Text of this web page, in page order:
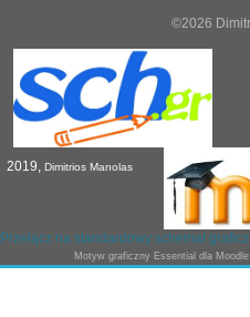
©2026
2019, Dimitrios Manolas
Przełącz na standardowy schemat
Motyw graficzny Essential dla